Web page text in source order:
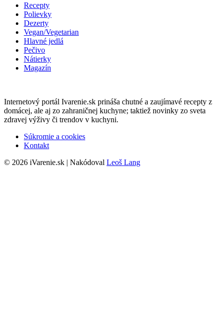
Recepty
Polievky
Dezerty
Vegan/Vegetarian
Hlavné jedlá
Pečivo
Nátierky
Magazín
Internetový portál Ivarenie.sk prináša chutné a zaujímavé recepty z
domácej, ale aj zo zahraničnej kuchyne; taktiež novinky zo sveta
zdravej výživy či trendov v kuchyni.
Súkromie a cookies
Kontakt
© 2026 iVarenie.sk | Nakódoval Leoš Lang